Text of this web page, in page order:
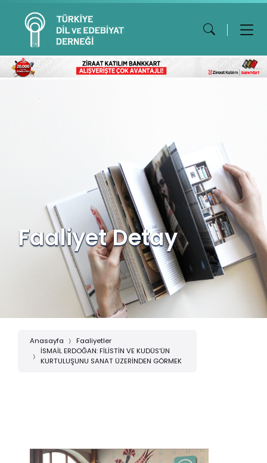
Faaliyet Detay
Anasayfa
Faaliyetler
İSMAİL ERDOĞAN: FİLİSTİN VE KUDÜS’ÜN
KURTULUŞUNU SANAT ÜZERİNDEN GÖRMEK